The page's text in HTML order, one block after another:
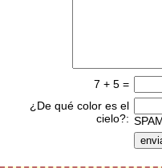
7 + 5 =
¿De qué color es el
cielo?: